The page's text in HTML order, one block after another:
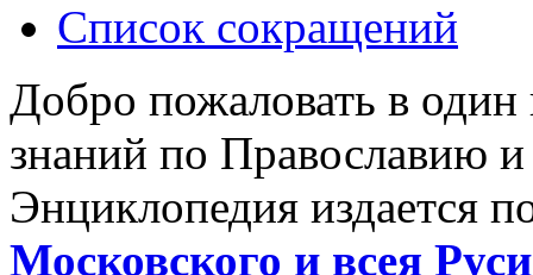
Список сокращений
Добро пожаловать в
знаний по Православию
Энциклопедия издается
Московского и всея